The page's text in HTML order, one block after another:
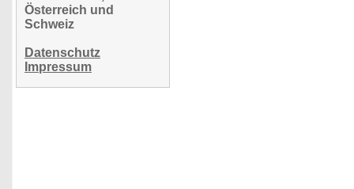
Österreich und
Schweiz
Datenschutz
Impressum